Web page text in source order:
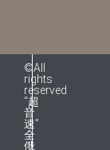
©All
rights
reserved
“超
音
速”
全
俄